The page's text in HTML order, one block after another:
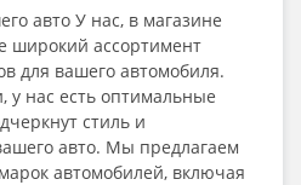
авто У нас, в магазине
широкий ассортимент
для вашего автомобиля.
у нас есть оптимальные
стиль и
авто. Мы предлагаем
автомобилей, включая